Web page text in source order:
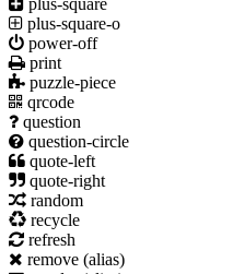
plus-square-o
power-off
print
puzzle-piece
qrcode
question
question-circle
quote-left
quote-right
random
recycle
refresh
remove (alias)